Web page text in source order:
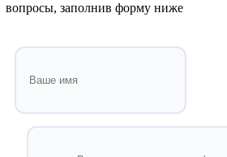
вопросы, заполнив форму ниже